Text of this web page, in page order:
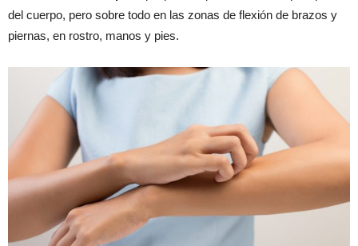
del cuerpo, pero sobre todo en las zonas de flexión de brazos y
piernas, en rostro, manos y pies.